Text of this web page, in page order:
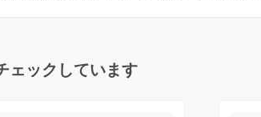
ェックしています